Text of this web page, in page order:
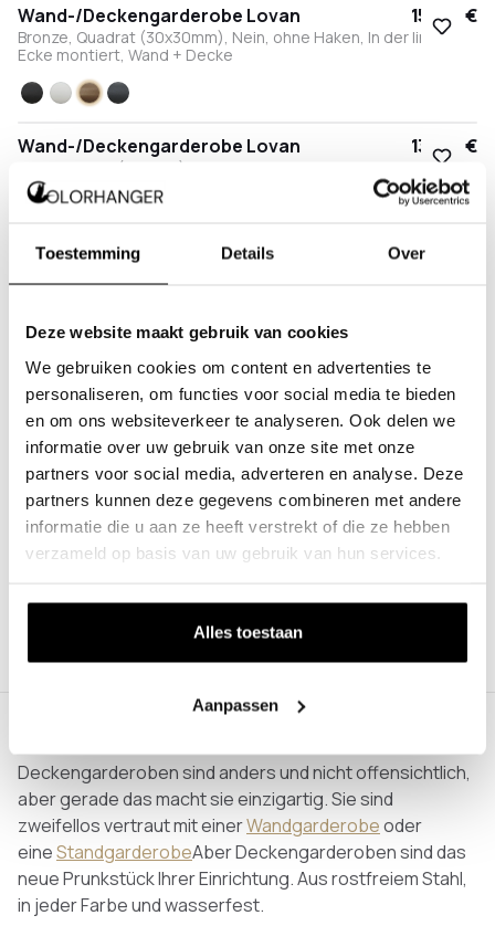
Toestemming Details Over
Deze website maakt gebruik van cookies
We gebruiken cookies om content en advertenties te
personaliseren, om functies voor social media te bieden
en om ons websiteverkeer te analyseren. Ook delen we
informatie over uw gebruik van onze site met onze
partners voor social media, adverteren en analyse. Deze
partners kunnen deze gegevens combineren met andere
informatie die u aan ze heeft verstrekt of die ze hebben
verzameld op basis van uw gebruik van hun services.
Alles toestaan
Aanpassen
Wand-/Deckengarderobe Lovan 155,00 €
Bronze, Quadrat (30x30mm), Nein, ohne Haken, In der linken
Ecke montiert, Wand + Decke
Schwarz
WeißBronzeAnthrazit
Wand-/Deckengarderobe Lovan
135,00 €
Bronze, Rund (Ø34mm), Nein, ohne Haken, In der linken Ecke
montiert, Wand + Decke
Schwarz
WeißBronzeAnthrazit
Wand-/Deckengarderobe Lovan
135,00 €
Anthrazit, Rund (Ø34mm), Nein, ohne Haken, In der linken Ecke
montiert, Wand + Decke
Schwarz
WeißBronzeAnthrazit
Edelstahl
Mehr laden
Deckengarderoben sind anders und nicht offensichtlich,
aber gerade das macht sie einzigartig. Sie sind
zweifellos vertraut mit einerWandgarderobeoder
eineStandgarderobeAber Deckengarderoben sind das
neue Prunkstück Ihrer Einrichtung. Aus rostfreiem Stahl,
in jeder Farbe und wasserfest.